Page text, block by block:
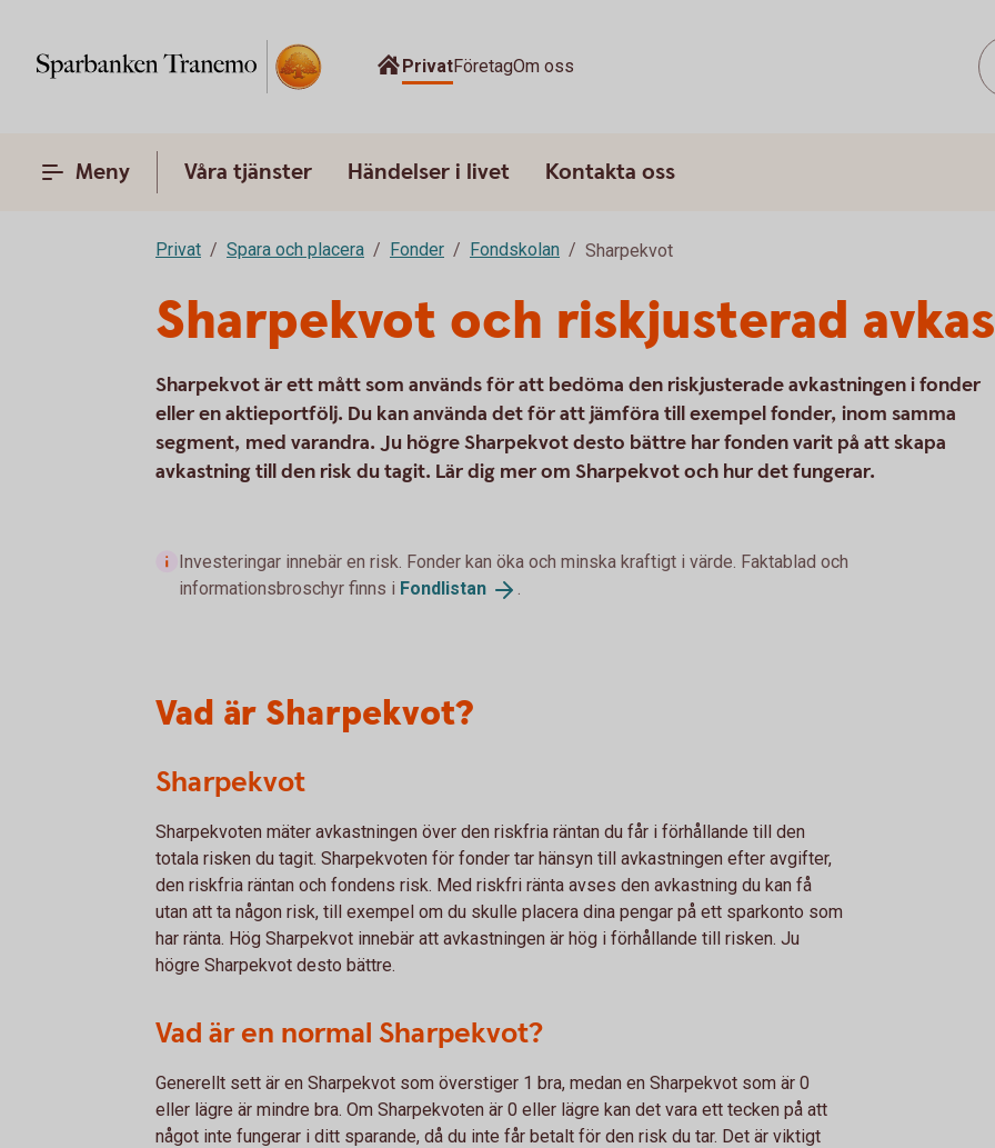
PrivatFöretagOm oss
Meny Våra tjänster Händelser i livet Kontakta oss
Privat Spara och placera Fonder Fondskolan Sharpekvot
Sharpekvot och riskjusterad
Sharpekvot är ett mått som används för att bedöma den riskjusterade avkastningen i fonder
eller en aktieportfölj. Du kan använda det för att jämföra till exempel fonder, inom samma
segment, med varandra. Ju högre Sharpekvot desto bättre har fonden varit på att skapa
avkastning till den risk du tagit. Lär dig mer om Sharpekvot och hur det fungerar.
Investeringar innebär en risk. Fonder kan öka och minska kraftigt i värde. Faktablad och
informationsbroschyr finns i Fondlistan .
Vad är Sharpekvot?
Sharpekvot
Sharpekvoten mäter avkastningen över den riskfria räntan du får i förhållande till den
totala risken du tagit. Sharpekvoten för fonder tar hänsyn till avkastningen efter avgifter,
den riskfria räntan och fondens risk. Med riskfri ränta avses den avkastning du kan få
utan att ta någon risk, till exempel om du skulle placera dina pengar på ett sparkonto som
har ränta. Hög Sharpekvot innebär att avkastningen är hög i förhållande till risken. Ju
högre Sharpekvot desto bättre.
Vad är en normal Sharpekvot?
Generellt sett är en Sharpekvot som överstiger 1 bra, medan en Sharpekvot som är 0
eller lägre är mindre bra. Om Sharpekvoten är 0 eller lägre kan det vara ett tecken på att
något inte fungerar i ditt sparande, då du inte får betalt för den risk du tar. Det är viktigt